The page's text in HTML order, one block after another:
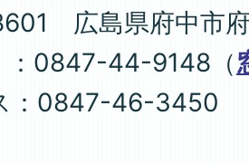
広島県府中市
0847-44-9148（
：0847-46-3450